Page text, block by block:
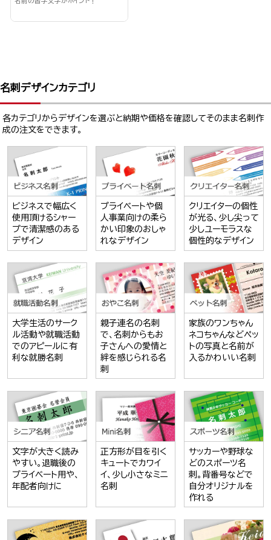
名刺デザインカテゴリ
各カテゴリからデザインを選ぶと納期や価格を確認してそのまま名刺作
成の注文をできます。
ビジネスで幅広く
使用頂けるシャー
プで清潔感のある
デザイン
プライベートや個
人事業向けの柔ら
かい印象のおしゃ
れなデザイン
クリエイターの個性
が光る、少し尖って
少しユーモラスな
個性的なデザイン
大学生活のサーク
ル活動や就職活動
でのアピールに有
利な就勝名刺
親子連名の名刺
で、名刺からもお
子さんへの愛情と
絆を感じられる名
刺
家族のワンちゃん
ネコちゃんなどペッ
トの写真と名前が
入るかわいい名刺
文字が大きく読み
やすい。退職後の
プライベート用や、
年配者向けに
正方形が目を引く
キュートでカワイ
イ、少し小さなミニ
名刺
サッカーや野球な
どのスポーツ名
刺。背番号などで
自分オリジナルを
作れる